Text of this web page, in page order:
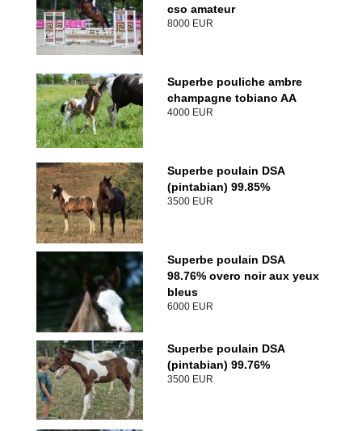
cso amateur
8000 EUR
Superbe pouliche ambre
champagne tobiano AA
4000 EUR
Superbe poulain DSA
(pintabian) 99.85%
3500 EUR
Superbe poulain DSA
98.76% overo noir aux yeux
bleus
6000 EUR
Superbe poulain DSA
(pintabian) 99.76%
3500 EUR